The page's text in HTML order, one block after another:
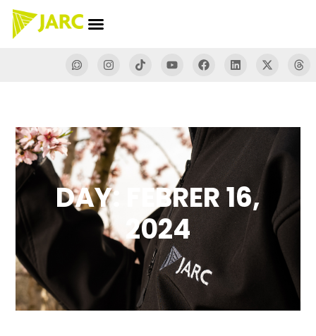
DAY: FEBRER 16,
2024